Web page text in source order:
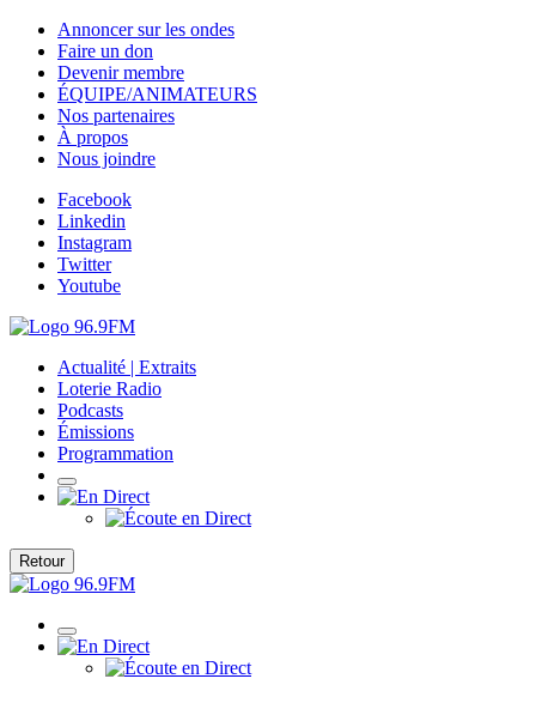
Annoncer sur les ondes
Faire un don
Devenir membre
ÉQUIPE/ANIMATEURS
Nos partenaires
À propos
Nous joindre
Facebook
Linkedin
Instagram
Twitter
Youtube
Actualité | Extraits
Loterie Radio
Podcasts
Émissions
Programmation
Retour